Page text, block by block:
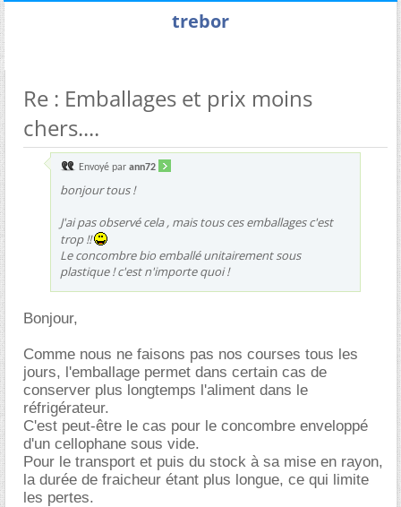
trebor
Re : Emballages et prix moins
chers....
Envoyé par ann72
bonjour tous !
J'ai pas observé cela , mais tous ces emballages c'est
trop !!
Le concombre bio emballé unitairement sous
plastique ! c'est n'importe quoi !
Bonjour,
Comme nous ne faisons pas nos courses tous les
jours, l'emballage permet dans certain cas de
conserver plus longtemps l'aliment dans le
réfrigérateur.
C'est peut-être le cas pour le concombre enveloppé
d'un cellophane sous vide.
Pour le transport et puis du stock à sa mise en rayon,
la durée de fraicheur étant plus longue, ce qui limite
les pertes.